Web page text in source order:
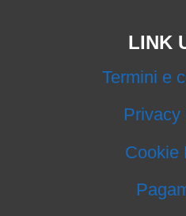
LINK
Termini e
Privacy
Cookie